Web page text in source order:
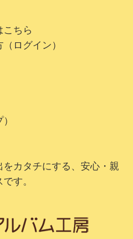
こちら
ログイン）
カタチにする、安心・親
す。